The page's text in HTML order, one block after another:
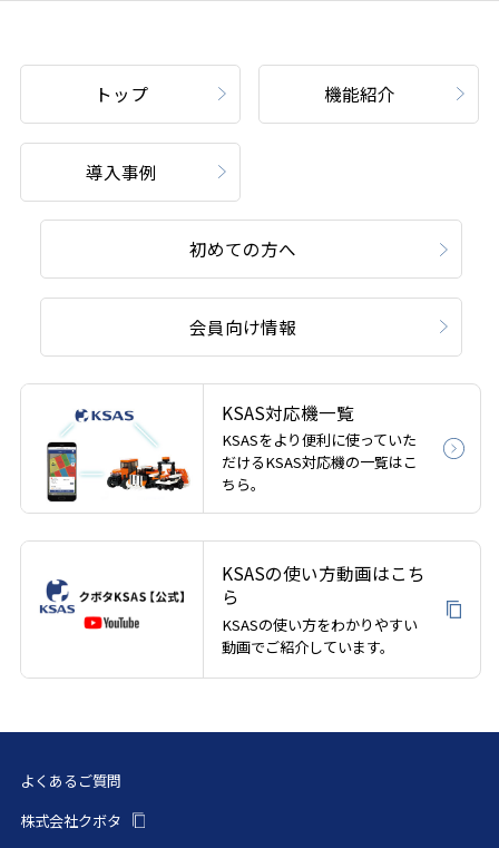
トップ 機能紹介
導入事例
初めての方へ
会員向け情報
KSAS対応機一覧
KSASをより便利に使っていた
だけるKSAS対応機の一覧はこ
ちら。
KSASの使い方動画はこち
ら
KSASの使い方をわかりやすい
動画でご紹介しています。
よくあるご質問
株式会社クボタ